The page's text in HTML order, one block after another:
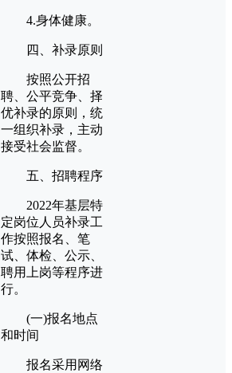
4.身体健康。
四、补录原则
按照公开招
聘、公平竞争、择
优补录的原则，统
一组织补录，主动
接受社会监督。
五、招聘程序
2022年基层特
定岗位人员补录工
作按照报名、笔
试、体检、公示、
聘用上岗等程序进
行。
(一)报名地点
和时间
报名采用网络